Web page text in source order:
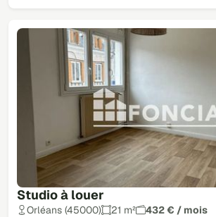
Studio à louer
Orléans (45000) 21 m²
432 € / mois